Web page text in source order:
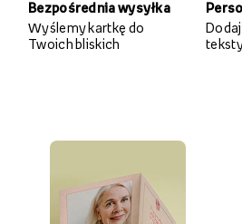
Bezpośrednia wysyłka
Wyślemy kartkę do
Twoich bliskich